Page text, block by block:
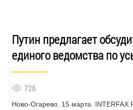
Путин предлагает
единого ведомства по
726
Ново-Огарево. 15 марта.